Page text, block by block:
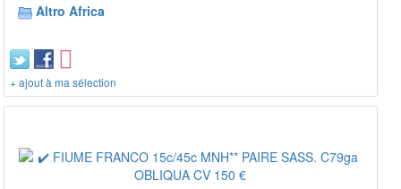
Altro Africa
+ ajout à ma sélection